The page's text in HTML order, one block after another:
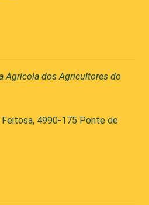
Agrícola dos Agricultores do
Feitosa, 4990-175 Ponte de